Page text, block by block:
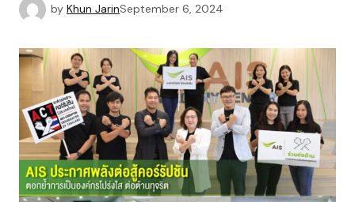
by Khun JarinSeptember 6, 2024